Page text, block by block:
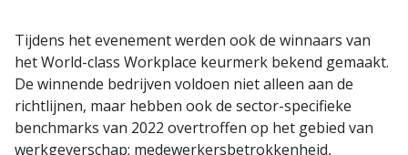
Tijdens het evenement werden ook de winnaars van
het World-class Workplace keurmerk bekend gemaakt.
De winnende bedrijven voldoen niet alleen aan de
richtlijnen, maar hebben ook de sector-specifieke
benchmarks van 2022 overtroffen op het gebied van
werkgeverschap: medewerkersbetrokkenheid,